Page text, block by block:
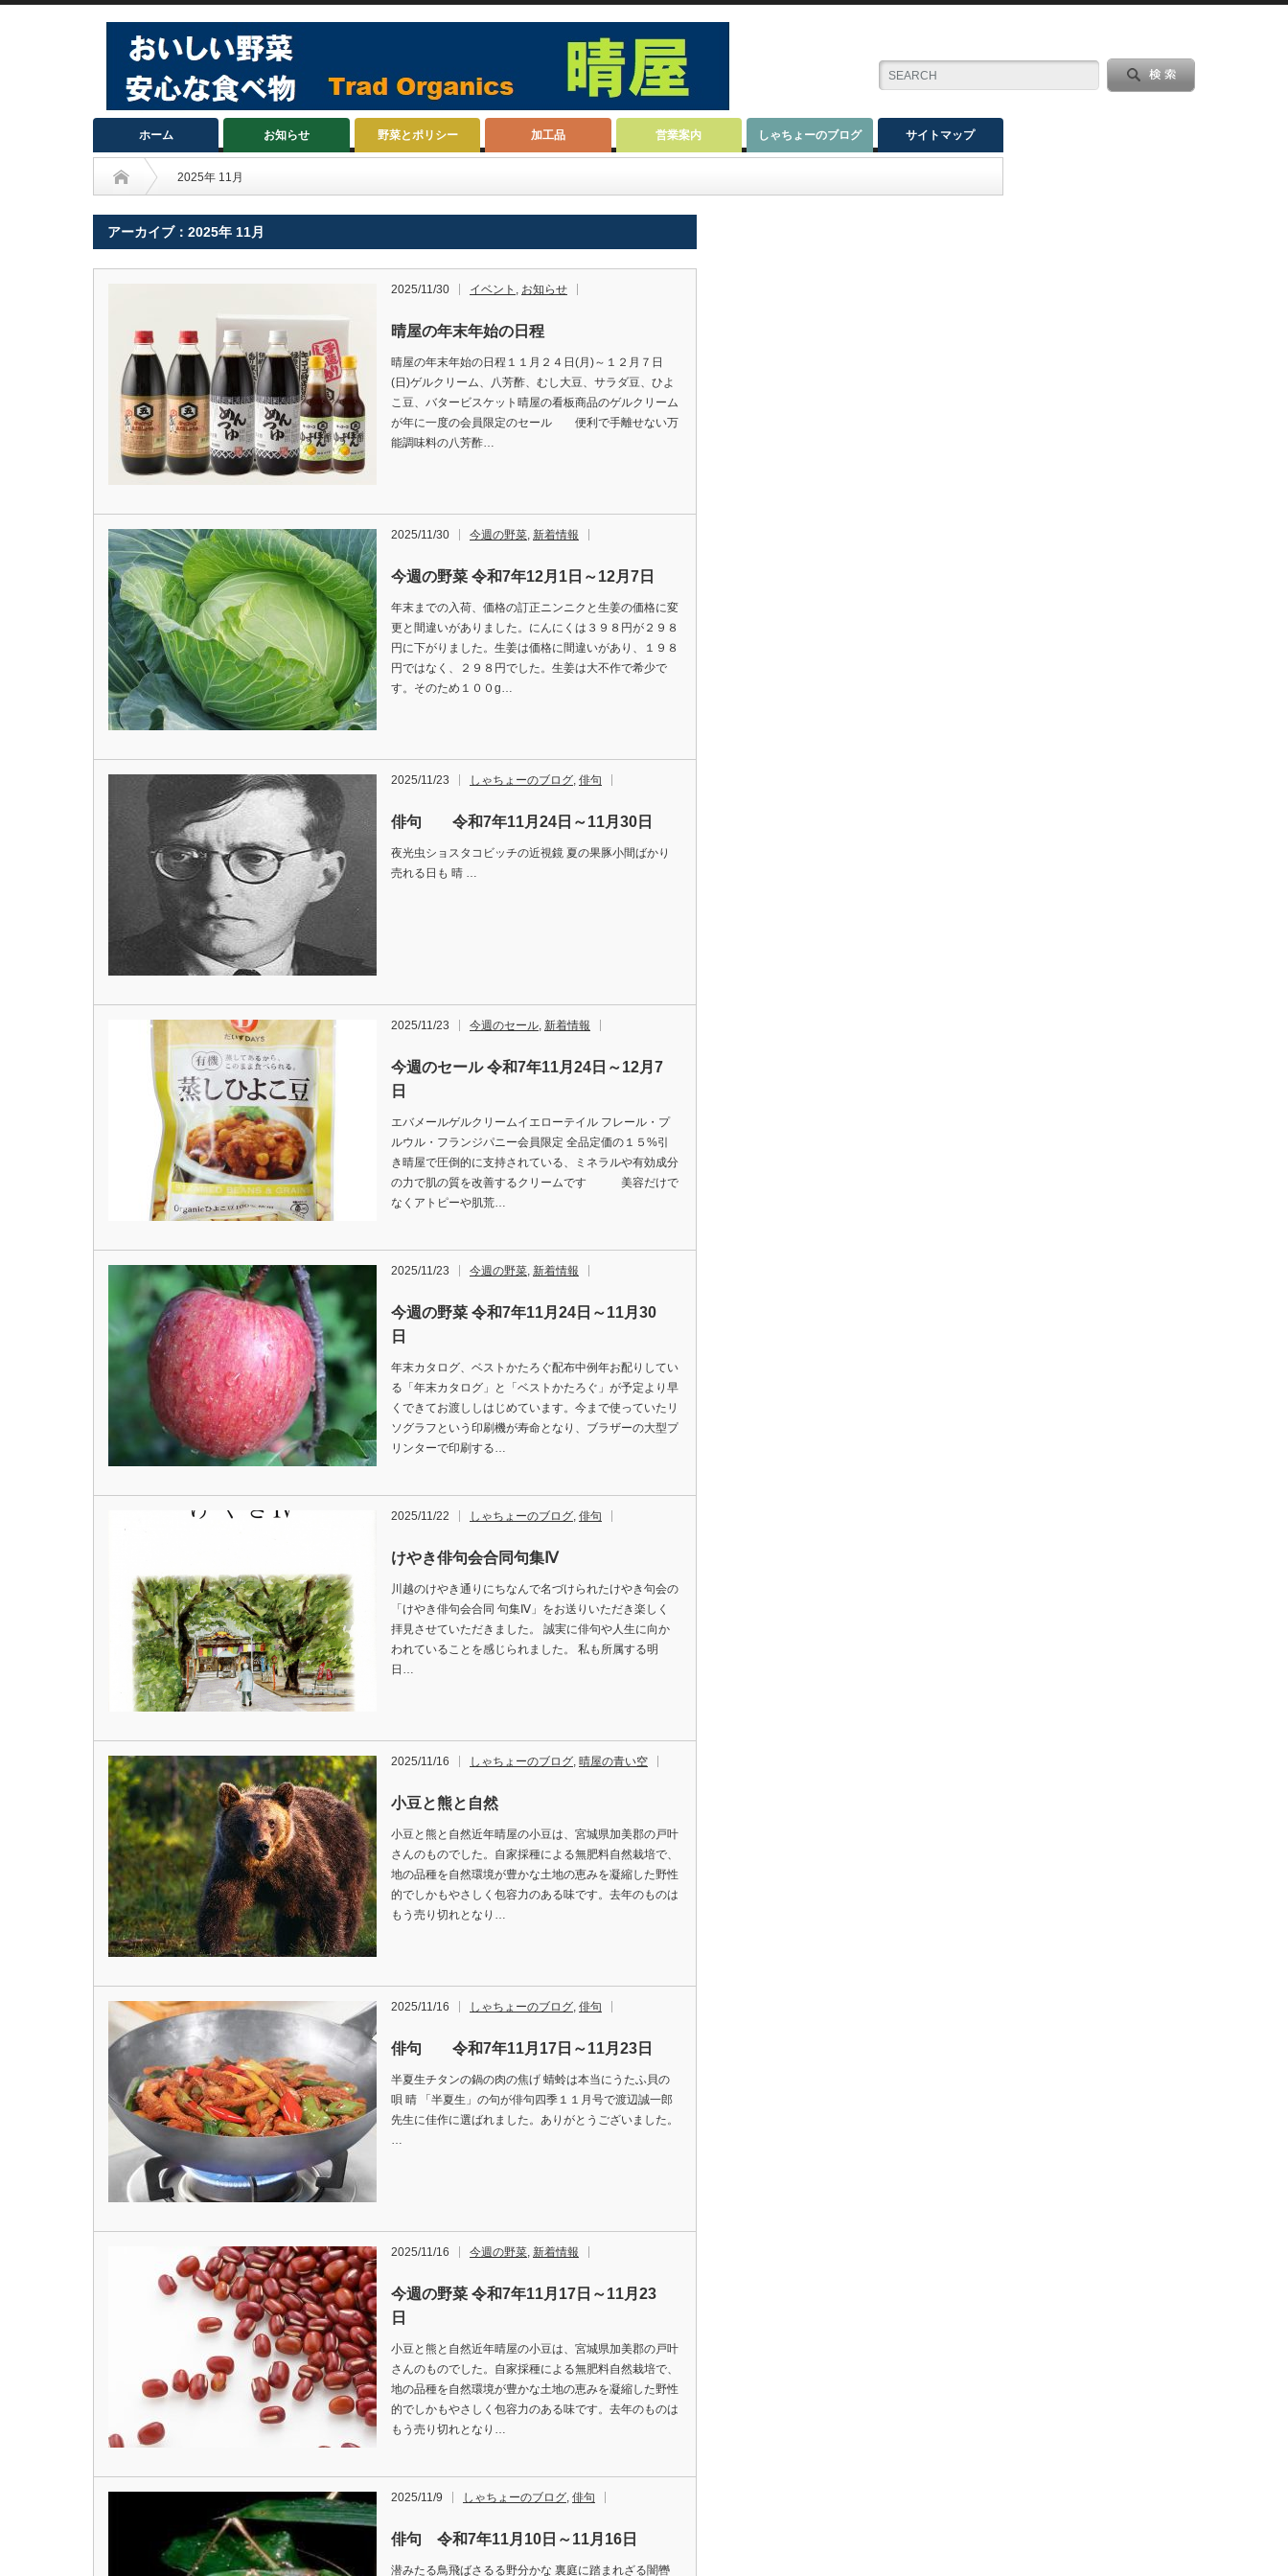
ホーム お知らせ 野菜とポリシー 加工品 営業案内 しゃちょーのブログ サイトマップ
2025年 11月
アーカイブ：2025年 11月
2025/11/30 イベント , お知らせ
晴屋の年末年始の日程
晴屋の年末年始の日程１１月２４日(月)～１２月７日
(日)ゲルクリーム、八芳酢、むし大豆、サラダ豆、ひよ
こ豆、バタービスケット晴屋の看板商品のゲルクリーム
が年に一度の会員限定のセール 便利で手離せない万
能調味料の八芳酢…
2025/11/30 今週の野菜, 新着情報
今週の野菜 令和7年12月1日～12月7日
年末までの入荷、価格の訂正ニンニクと生姜の価格に変
更と間違いがありました。にんにくは３９８円が２９８
円に下がりました。生姜は価格に間違いがあり、１９８
円ではなく、２９８円でした。生姜は大不作で希少で
す。そのため１００g…
2025/11/23 しゃちょーのブログ, 俳句
俳句 令和7年11月24日～11月30日
夜光虫ショスタコビッチの近視鏡 夏の果豚小間ばかり
売れる日も 晴 …
2025/11/23 今週のセール, 新着情報
今週のセール 令和7年11月24日～12月7
日
エバメールゲルクリームイエローテイル フレール・プ
ルウル・フランジパニー会員限定 全品定価の１５%引
き晴屋で圧倒的に支持されている、ミネラルや有効成分
の力で肌の質を改善するクリームです 美容だけで
なくアトピーや肌荒…
2025/11/23 今週の野菜, 新着情報
今週の野菜 令和7年11月24日～11月30
日
年末カタログ、ベストかたろぐ配布中例年お配りしてい
る「年末カタログ」と「ベストかたろぐ」が予定より早
くできてお渡ししはじめています。今まで使っていたリ
ソグラフという印刷機が寿命となり、ブラザーの大型プ
リンターで印刷する…
2025/11/22 しゃちょーのブログ, 俳句
けやき俳句会合同句集Ⅳ
川越のけやき通りにちなんで名づけられたけやき句会の
「けやき俳句会合同 句集Ⅳ」をお送りいただき楽しく
拝見させていただきました。 誠実に俳句や人生に向か
われていることを感じられました。 私も所属する明
日…
2025/11/16 しゃちょーのブログ, 晴屋の青い空
小豆と熊と自然
小豆と熊と自然近年晴屋の小豆は、宮城県加美郡の戸叶
さんのものでした。自家採種による無肥料自然栽培で、
地の品種を自然環境が豊かな土地の恵みを凝縮した野性
的でしかもやさしく包容力のある味です。去年のものは
もう売り切れとなり…
2025/11/16 しゃちょーのブログ, 俳句
俳句 令和7年11月17日～11月23日
半夏生チタンの鍋の肉の焦げ 蜻蛉は本当にうたふ貝の
唄 晴 「半夏生」の句が俳句四季１１月号で渡辺誠一郎
先生に佳作に選ばれました。ありがとうございました。
…
2025/11/16 今週の野菜, 新着情報
今週の野菜 令和7年11月17日～11月23
日
小豆と熊と自然近年晴屋の小豆は、宮城県加美郡の戸叶
さんのものでした。自家採種による無肥料自然栽培で、
地の品種を自然環境が豊かな土地の恵みを凝縮した野性
的でしかもやさしく包容力のある味です。去年のものは
もう売り切れとなり…
2025/11/9 しゃちょーのブログ, 俳句
俳句 令和7年11月10日～11月16日
潜みたる鳥飛ばさるる野分かな 裏庭に踏まれざる闇轡